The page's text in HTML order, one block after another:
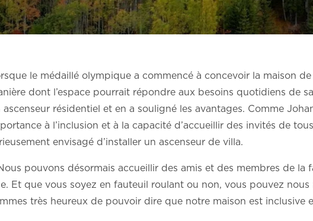
le médaillé olympique a commencé à concevoir la maison
dont l’espace pourrait répondre aux besoins quotidiens de
ascenseur résidentiel et en a souligné les avantages. Comme
à l’inclusion et à la capacité d’accueillir des invités de
envisagé d’installer un ascenseur de villa.
pouvons désormais accueillir des amis et des membres de
Et que vous soyez en fauteuil roulant ou non, vous pouvez
très heureux de pouvoir dire que notre maison est inclusive